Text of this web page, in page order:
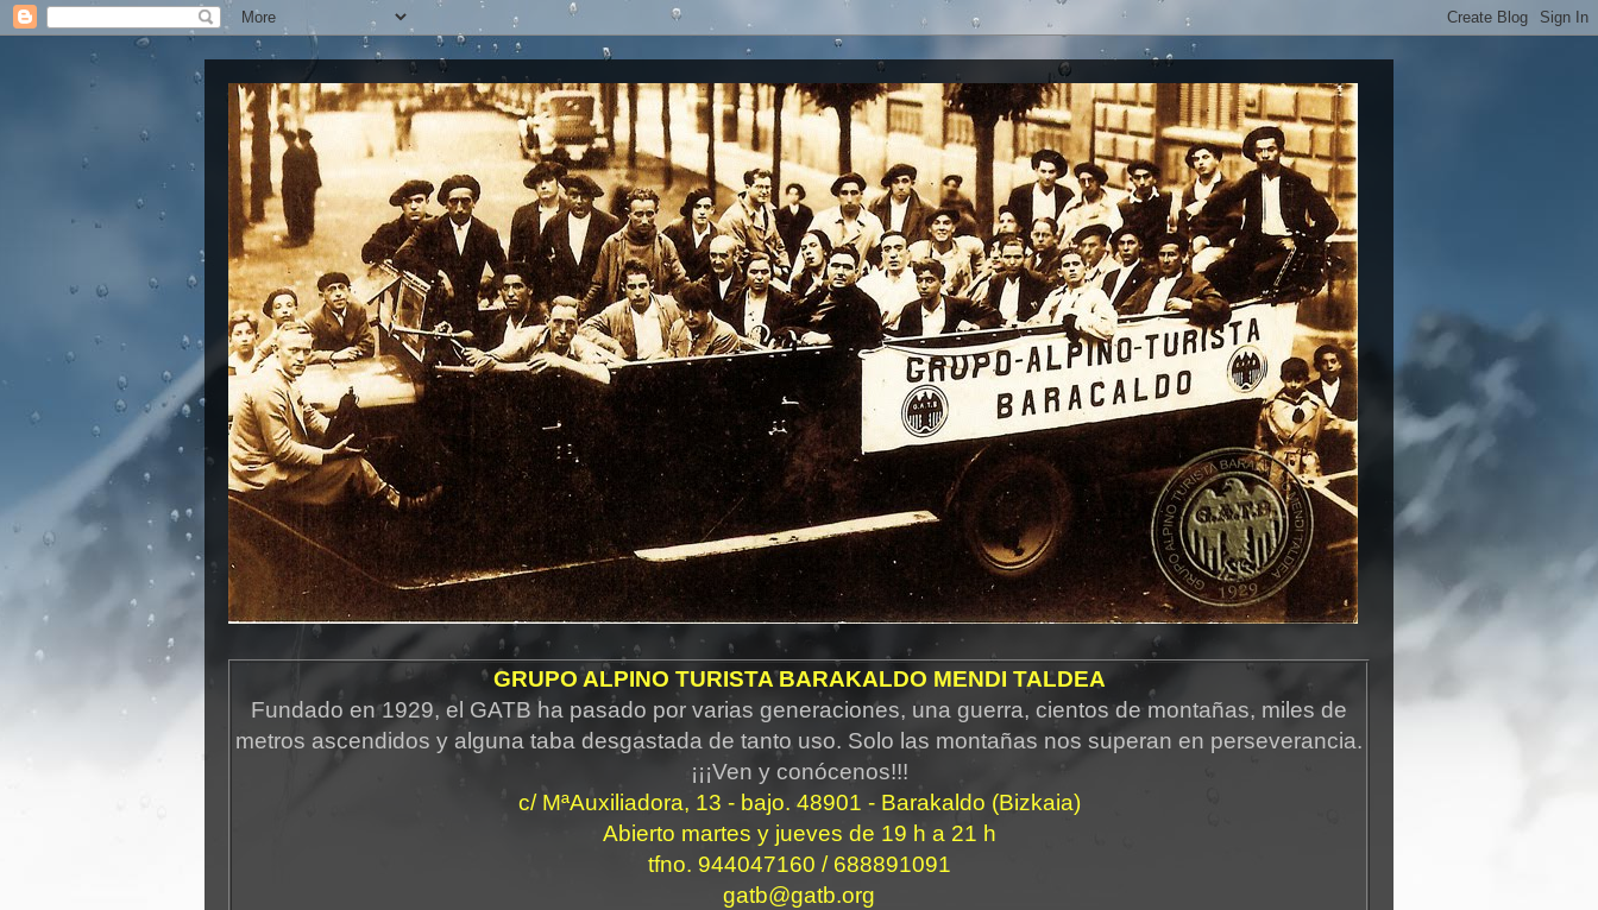
GRUPO ALPINO TURISTA BARAKALDO MENDI TALDEA
Fundado en 1929, el GATB ha pasado por varias generaciones, una guerra, cientos de montañas, miles de
metros ascendidos y alguna taba desgastada de tanto uso. Solo las montañas nos superan en perseverancia.
¡¡¡Ven y conócenos!!!
c/ MªAuxiliadora, 13 - bajo. 48901 - Barakaldo (Bizkaia)
Abierto martes y jueves de 19 h a 21 h
tfno. 944047160 / 688891091
gatb@gatb.org